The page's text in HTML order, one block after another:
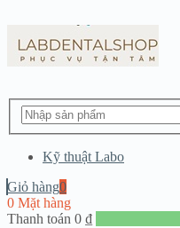
Kỹ thuật Labo
Giỏ hàng0
0 Mặt hàng
Thanh toán 0 ₫